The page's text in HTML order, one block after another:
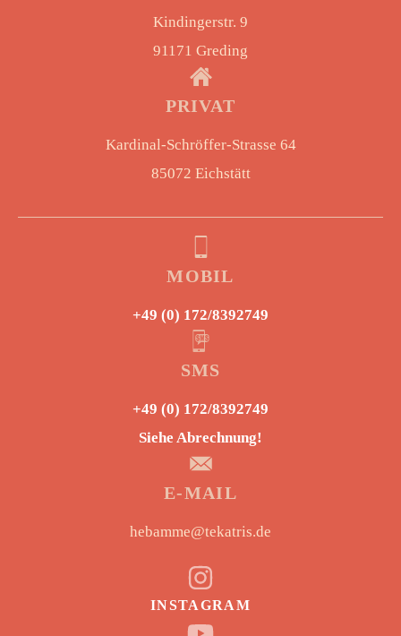
Kindingerstr. 9
91171 Greding
PRIVAT
Kardinal-Schröffer-Strasse 64
85072 Eichstätt
MOBIL
+49 (0) 172/8392749
SMS
+49 (0) 172/8392749
Siehe Abrechnung!
E-MAIL
hebamme@tekatris.de
INSTAGRAM